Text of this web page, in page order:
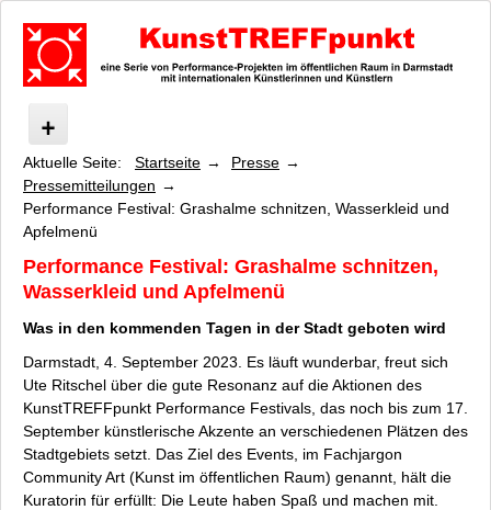
KunstTREFFpunkt
Was ist KunstTREFFpunkt?
Pressebilder
Pressemitteilungen
Zentrum für Performance Studien (ZPS)
Datenschutz
Impressum / Kontakt
Aktuelle Seite: Startseite
Presse
Pressemitteilungen
Performance Festival: Grashalme schnitzen, Wasserkleid und
Apfelmenü
Performance Festival: Grashalme schnitzen,
Wasserkleid und Apfelmenü
Was in den kommenden Tagen in der Stadt geboten wird
Darmstadt, 4. September 2023. Es läuft wunderbar, freut sich
Ute Ritschel über die gute Resonanz auf die Aktionen des
KunstTREFFpunkt Performance Festivals, das noch bis zum 17.
September künstlerische Akzente an verschiedenen Plätzen des
Stadtgebiets setzt. Das Ziel des Events, im Fachjargon
Community Art (Kunst im öffentlichen Raum) genannt, hält die
Kuratorin für erfüllt: Die Leute haben Spaß und machen mit.